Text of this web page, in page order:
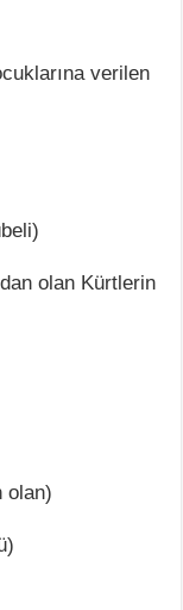
verilen
olan Kürtlerin
olan)